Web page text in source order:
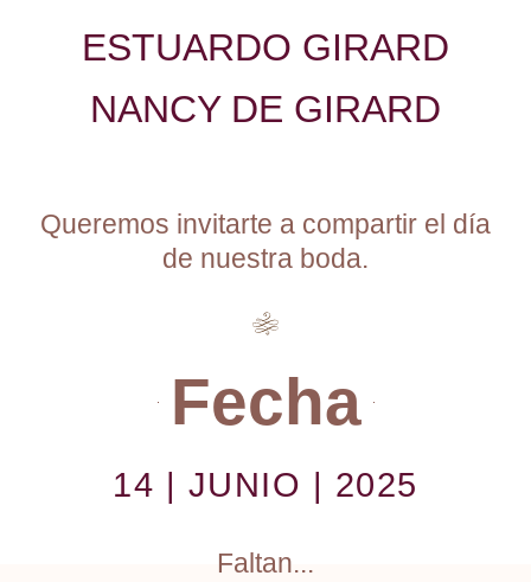
ESTUARDO GIRARD
NANCY DE GIRARD
Queremos invitarte a compartir el día
de nuestra boda.
Fecha
14 | JUNIO | 2025
Faltan...